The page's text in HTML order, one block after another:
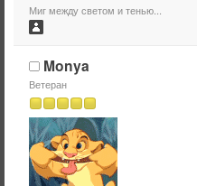
Миг между светом и тенью...
Monya
Ветеран